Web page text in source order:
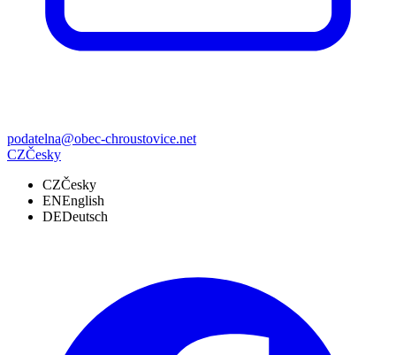
podatelna@obec-chroustovice.net
CZČesky
CZČesky
ENEnglish
DEDeutsch